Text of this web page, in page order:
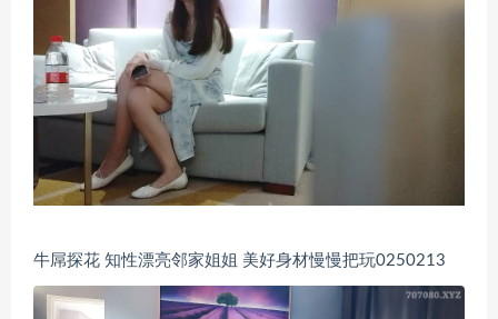
牛屌探花 知性漂亮邻家姐姐 美好身材慢慢把玩0250213